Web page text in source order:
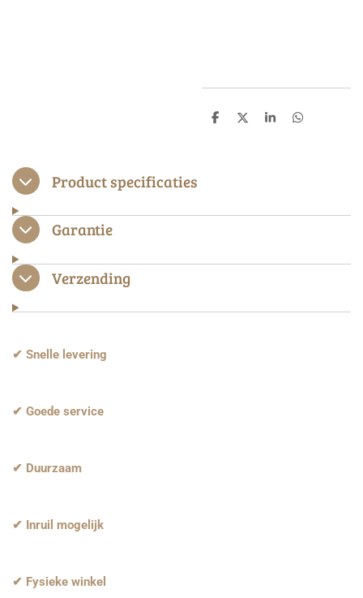
D
D
S
D
Product specificaties
Garantie
Verzending
✔ Snelle levering
✔ Goede service
✔ Duurzaam
✔ Inruil mogelijk
✔ Fysieke winkel